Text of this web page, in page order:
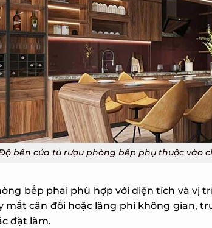
bền của tủ rượu phòng bếp phụ thuộc vào
bếp phải phù hợp với diện tích và vị
mất cân đối hoặc lãng phí không gian,
đặt làm.